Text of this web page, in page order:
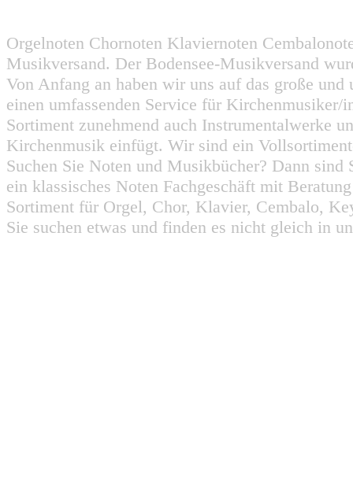
Orgelnoten Chornoten Klaviernoten
Musikversand. Der Bodensee-Musikversand
Von Anfang an haben wir uns auf das große
einen umfassenden Service für
Sortiment zunehmend auch Instrumentalwerke
Kirchenmusik einfügt. Wir sind ein
Suchen Sie Noten und Musikbücher? Dann
ein klassisches Noten Fachgeschäft mit
Sortiment für Orgel, Chor, Klavier, Cembalo,
Sie suchen etwas und finden es nicht gleich in